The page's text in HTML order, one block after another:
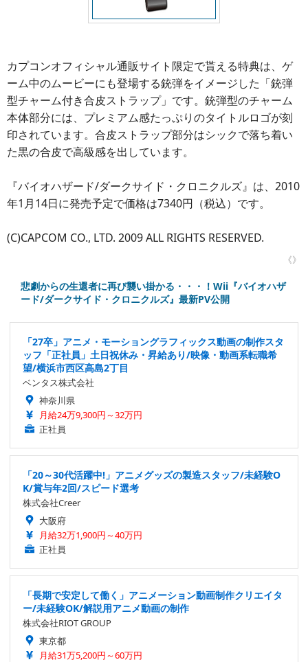
カプコンオフィシャル通販サイト限定で貰える特典は、ゲ
ーム中のムービーにも登場する銃弾をイメージした「銃弾
型チャーム付き合皮ストラップ」です。銃弾型のチャーム
本体部分には、プレミアム感たっぷりのタイトルロゴが刻
印されています。合皮ストラップ部分はシックで落ち着い
た黒の合皮で高級感を出しています。
『バイオハザード/ダークサイド・クロニクルズ』は、2010
年1月14日に発売予定で価格は7340円（税込）です。
(C)CAPCOM CO., LTD. 2009 ALL RIGHTS RESERVED.
《》
悲劇からの生還者に再び襲い掛かる・・・！Wii『バイオハザ
ード/ダークサイド・クロニクルズ』最新PV公開
「27卒」アニメ・モーショングラフィックス動画の制作スタ
ッフ「正社員」土日祝休み・昇給あり/映像・動画系転職希
望/横浜市西区高島2丁目
ベンタス株式会社
神奈川県
月給24万9,300円～32万円
正社員
「20～30代活躍中!」アニメグッズの製造スタッフ/未経験O
K/賞与年2回/スピード選考
株式会社Creer
大阪府
月給32万1,900円～40万円
正社員
「長期で安定して働く」アニメーション動画制作クリエイタ
ー/未経験OK/解説用アニメ動画の制作
株式会社RIOT GROUP
東京都
月給31万5,200円～60万円